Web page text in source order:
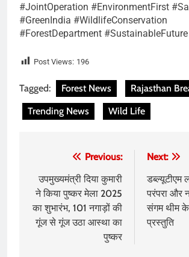
#JointOperation #EnvironmentFirst
#GreenIndia #WildlifeConservation
#ForestDepartment #SustainableFuture
Post Views: 196
Tagged: Forest News
Rajasthan
Trending News
Wild Life
navigation
Previous:
उपमुख्यमंत्री दिया कुमारी
ने किया पुष्कर मेला 2025
का शुभारंभ, 101 नगाड़ों की
गूंज से गूंज उठा आस्था का
पुष्कर
Next:
डब्ल्यूटीएम
परंपरा और
संगम थीम के
प्रस्तुति